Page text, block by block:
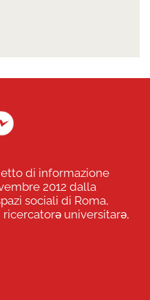
di informazione
2012 dalla
sociali di Roma,
universitarə,